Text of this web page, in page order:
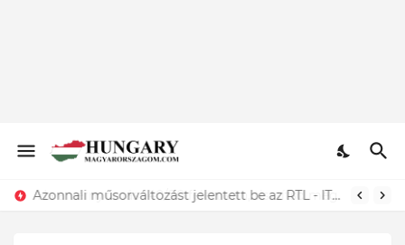
Azonnali műsorváltozást jelentett be az RTL - ITT az elképesztő oka...Megtörtént